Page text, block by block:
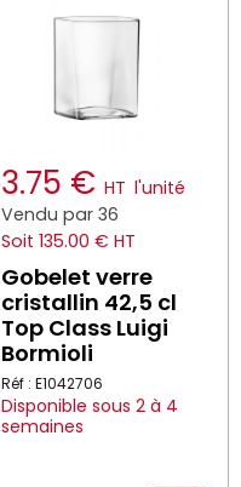
3.75 € HT l'unité
Vendu par 36
Soit 135.00 € HT
Gobelet verre
cristallin 42,5 cl
Top Class Luigi
Bormioli
Réf : E1042706
Disponible sous 2 à 4
semaines